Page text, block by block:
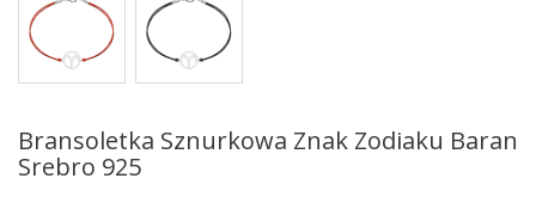
Bransoletka Sznurkowa Znak Zodiaku Baran
Srebro 925